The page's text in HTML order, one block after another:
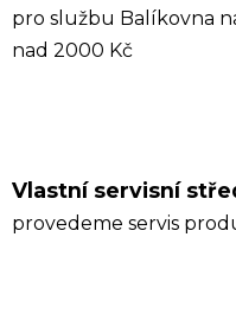
pro službu Balíkovna
nad 2000 Kč
Vlastní servisní
provedeme servis